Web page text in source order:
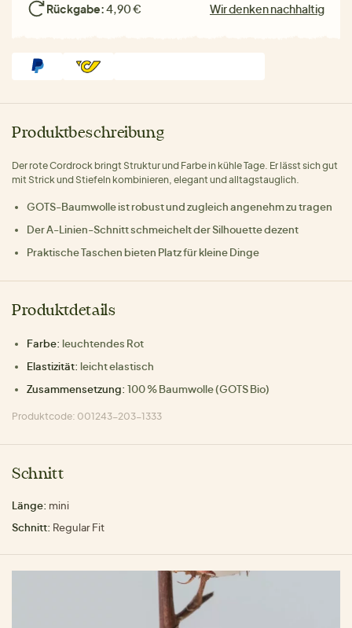
Rückgabe:4,90 € Wir denken nachhaltig
Produktbeschreibung
Der rote Cordrock bringt Struktur und Farbe in kühle Tage. Er lässt sich gut
mit Strick und Stiefeln kombinieren, elegant und alltagstauglich.
GOTS-Baumwolle ist robust und zugleich angenehm zu tragen
Der A-Linien-Schnitt schmeichelt der Silhouette dezent
Praktische Taschen bieten Platz für kleine Dinge
Produktdetails
Farbe: leuchtendes Rot
Elastizität: leicht elastisch
Zusammensetzung: 100 % Baumwolle (GOTS Bio)
Produktcode: 001243-203-1333
Schnitt
Länge: mini
Schnitt: Regular Fit